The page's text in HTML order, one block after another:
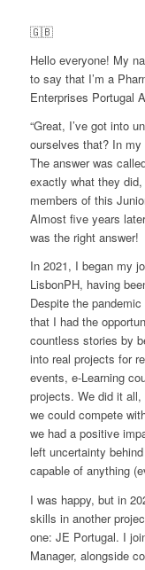
🇬🇧
Hello everyone! My
to say that I’m a
Enterprises Portugal
“Great, I’ve got into
ourselves that? In my
The answer was
exactly what they
members of this
Almost five years
was the right answer!
In 2021, I began my
LisbonPH, having
Despite the
that I had the
countless stories by
into real projects for
events, e-Learning
projects. We did it
we could compete
we had a positive
left uncertainty
capable of anything
I was happy, but in
skills in another
one: JE Portugal. I
Manager, alongside